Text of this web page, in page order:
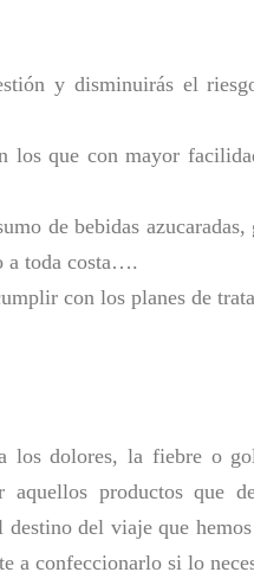
y disminuirás el
que con mayor
de bebidas
a toda costa….
con los planes de
los dolores, la fiebre o
productos que
del viaje que
a confeccionarlo si lo